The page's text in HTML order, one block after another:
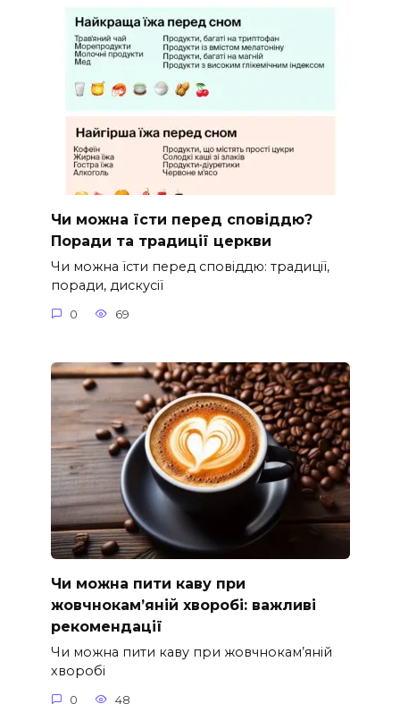
Чи можна їсти перед сповіддю?
Поради та традиції церкви
Чи можна їсти перед сповіддю: традиції,
поради, дискусії
0 69
Чи можна пити каву при
жовчнокам’яній хворобі: важливі
рекомендації
Чи можна пити каву при жовчнокам’яній
хворобі
0 48